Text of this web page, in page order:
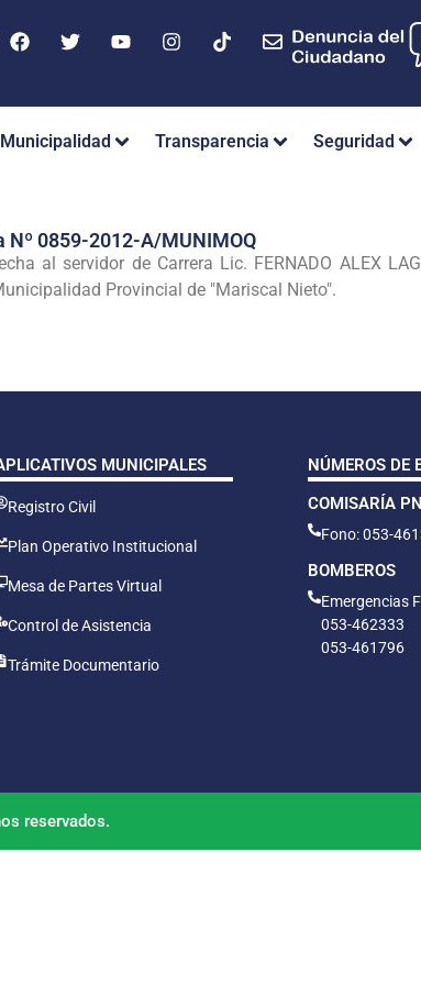
Municipalidad Transparencia Seguridad
Nº 0859-2012-A/MUNIMOQ
al servidor de Carrera Lic. FERNADO ALEX
Provincial de "Mariscal Nieto".
MUNICIPALES
Registro Civil
Plan Operativo Institucional
Mesa de Partes Virtual
Control de Asistencia
Trámite Documentario
NÚMEROS DE
COMISARÍA
Fono: 053-
BOMBEROS
Emergencias
053-462333
053-461796
reservados.